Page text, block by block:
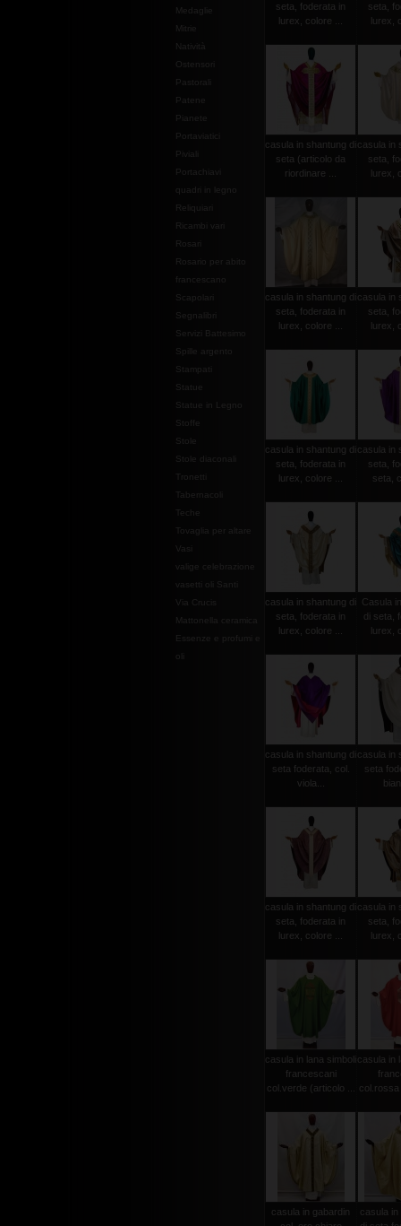
Medaglie
Mitrie
Natività
Ostensori
Pastorali
Patene
Pianete
Portaviatici
Piviali
Portachiavi
quadri in legno
Reliquiari
Ricambi vari
Rosari
Rosario per abito
francescano
Scapolari
Segnalibri
Servizi Battesimo
Spille argento
Stampati
Statue
Statue in Legno
Stoffe
Stole
Stole diaconali
Tabernacoli
valige celebrazione
Mattonella ceramica
Essenze e profumi e
seta, foderata in
lurex, colore ...
seta,
lurex,
casula in shantung di
seta (articolo da
riordinare ...
casula in
seta,
lurex,
casula in shantung di
seta, foderata in
lurex, colore ...
casula in
seta,
lurex,
casula in shantung di
seta, foderata in
lurex, colore ...
casula in
seta,
seta,
casula in shantung di
seta, foderata in
lurex, colore ...
Casula
di seta,
lurex,
casula in shantung di
seta foderata, col.
viola...
casula in
seta
casula in shantung di
seta, foderata in
lurex, colore ...
casula in
seta,
lurex,
casula in lana simboli
francescani
col.verde (articolo ...
casula in
casula in gabardin
casula